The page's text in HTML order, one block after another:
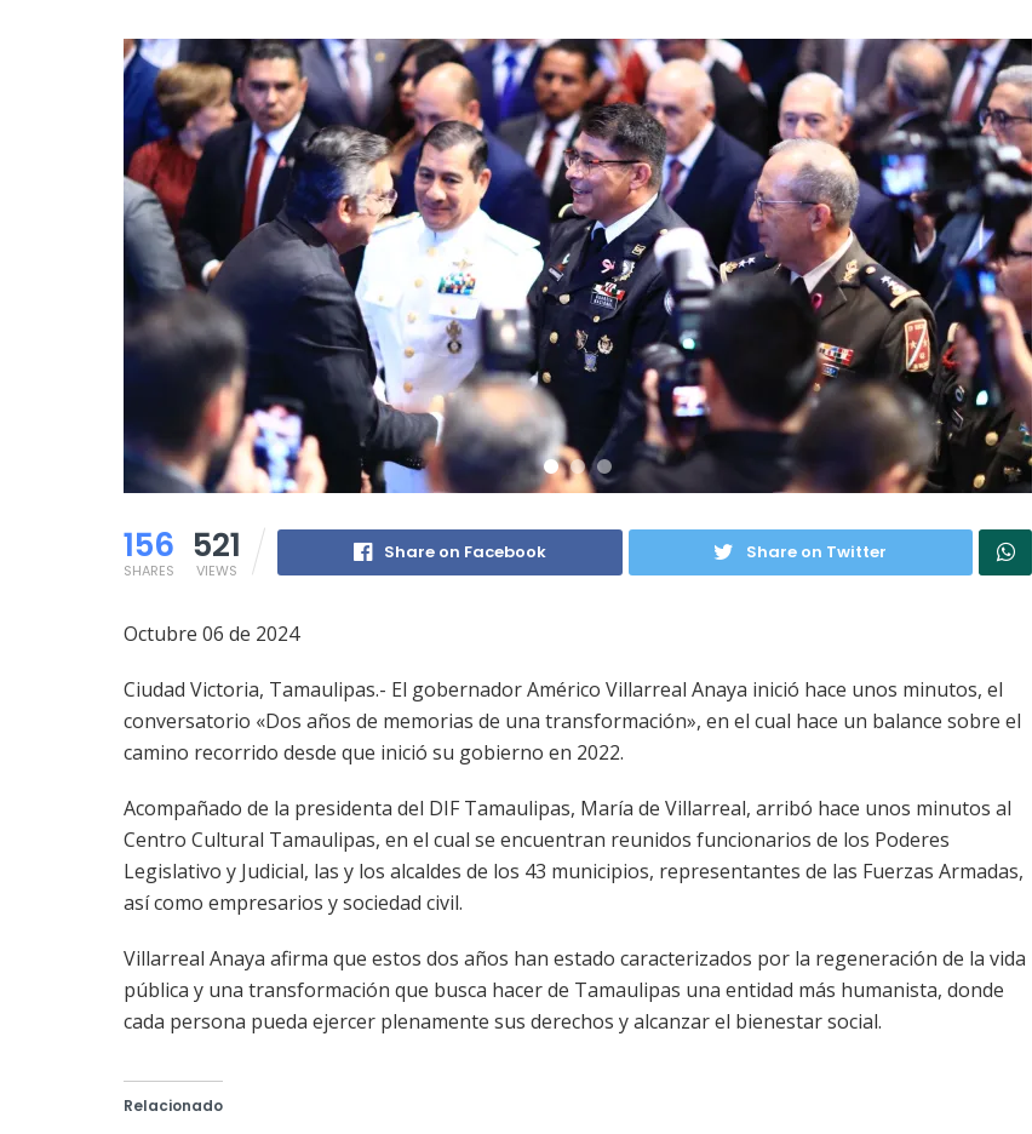
156
SHARES
521
VIEWS
Share on Facebook Share on Twitter
Octubre 06 de 2024
Ciudad Victoria, Tamaulipas.- El gobernador Américo Villarreal Anaya inició hace unos minutos, el
conversatorio «Dos años de memorias de una transformación», en el cual hace un balance sobre el
camino recorrido desde que inició su gobierno en 2022.
Acompañado de la presidenta del DIF Tamaulipas, María de Villarreal, arribó hace unos minutos al
Centro Cultural Tamaulipas, en el cual se encuentran reunidos funcionarios de los Poderes
Legislativo y Judicial, las y los alcaldes de los 43 municipios, representantes de las Fuerzas Armadas,
así como empresarios y sociedad civil.
Villarreal Anaya afirma que estos dos años han estado caracterizados por la regeneración de la vida
pública y una transformación que busca hacer de Tamaulipas una entidad más humanista, donde
cada persona pueda ejercer plenamente sus derechos y alcanzar el bienestar social.
Relacionado